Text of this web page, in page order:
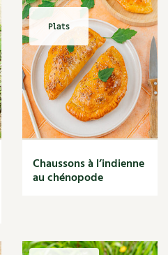
Plats
Chaussons à l’indienne
au chénopode